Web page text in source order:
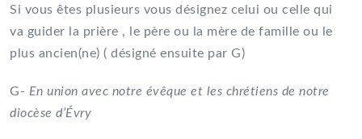
Si vous êtes plusieurs vous désignez celui ou celle qui
va guider la prière , le père ou la mère de famille ou le
plus ancien(ne) ( désigné ensuite par G)
G- En union avec notre évêque et les chrétiens de notre
diocèse d’Évry